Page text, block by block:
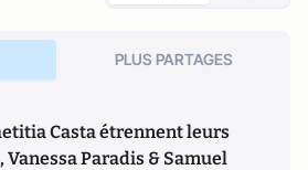
PLUS PARTAGES
Casta étrennent leurs
Paradis & Samuel